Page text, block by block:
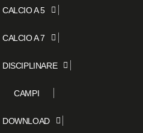
CALCIO A 5
CALCIO A 7
DISCIPLINARE
CAMPI
DOWNLOAD